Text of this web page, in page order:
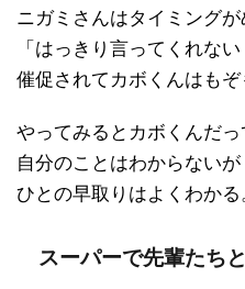
ニガミさんはタイミングが
「はっきり言ってくれない
催促されてカボくんはもぞ
やってみるとカボくんだっ
自分のことはわからないが
ひとの早取りはよくわかる
スーパーで先輩たち